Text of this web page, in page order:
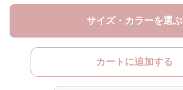
サイズ・カラーを選ぶ
カートに追加する